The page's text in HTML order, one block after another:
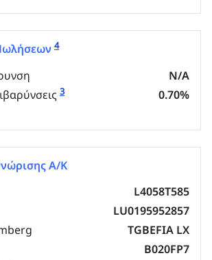
4
N/A
3
0.70%
Α/Κ
L4058T585
LU0195952857
TGBEFIA LX
B020FP7